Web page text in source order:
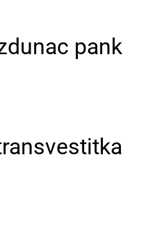
pank